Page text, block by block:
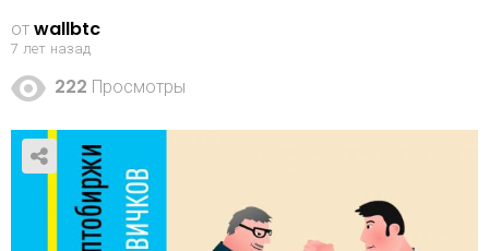
отwallbtc
7 лет назад
222 Просмотры